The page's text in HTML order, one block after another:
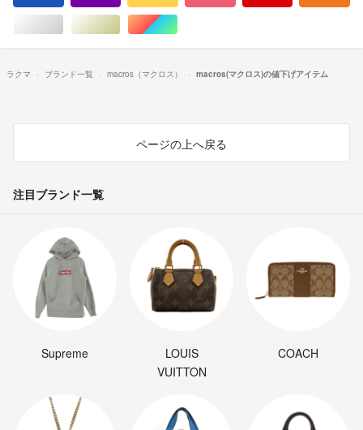
シルバー/銀色系ゴールド/金色系マルチカラー
ラクマ ブランド一覧 macros（マクロス） macros(マクロス)の値下げアイテム
ページの上へ戻る
注目ブランド一覧
Supreme
LOUIS
VUITTON
COACH